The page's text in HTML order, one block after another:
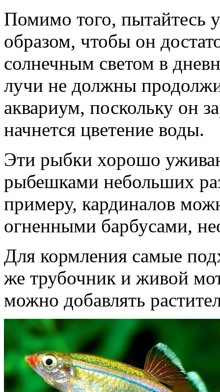
Помимо того, пытайтесь
образом, чтобы он
солнечным светом в
лучи не должны
аквариум, поскольку он
начнется цветение воды.
Эти рыбки хорошо
рыбешками небольших
примеру, кардиналов
огненными барбусами,
Для кормления самые
же трубочник и живой
можно добавлять